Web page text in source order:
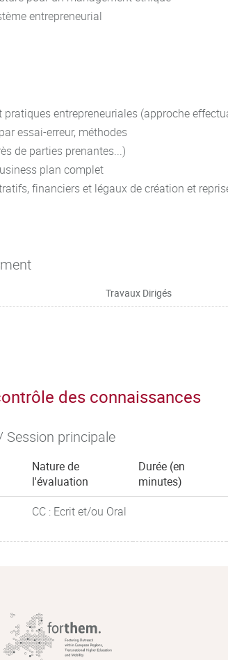
entrepreneurial
entrepreneuriales (approche
essai-erreur, méthodes
de parties prenantes...)
plan complet
financiers et légaux de création et
Travaux Dirigés
des connaissances
Session principale
Nature de
l'évaluation
Durée (en
minutes)
CC : Ecrit et/ou Oral